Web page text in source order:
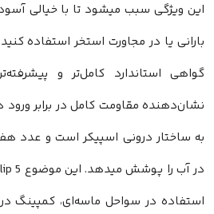
این ویژگی سبب میشود تا با خیالی
نشان‌دهنده مقاومت کامل در برابر ورود
به ساختار درونی اسپیکر است و عدد
استفاده در سواحل ماسه‌ای، کمپینگ